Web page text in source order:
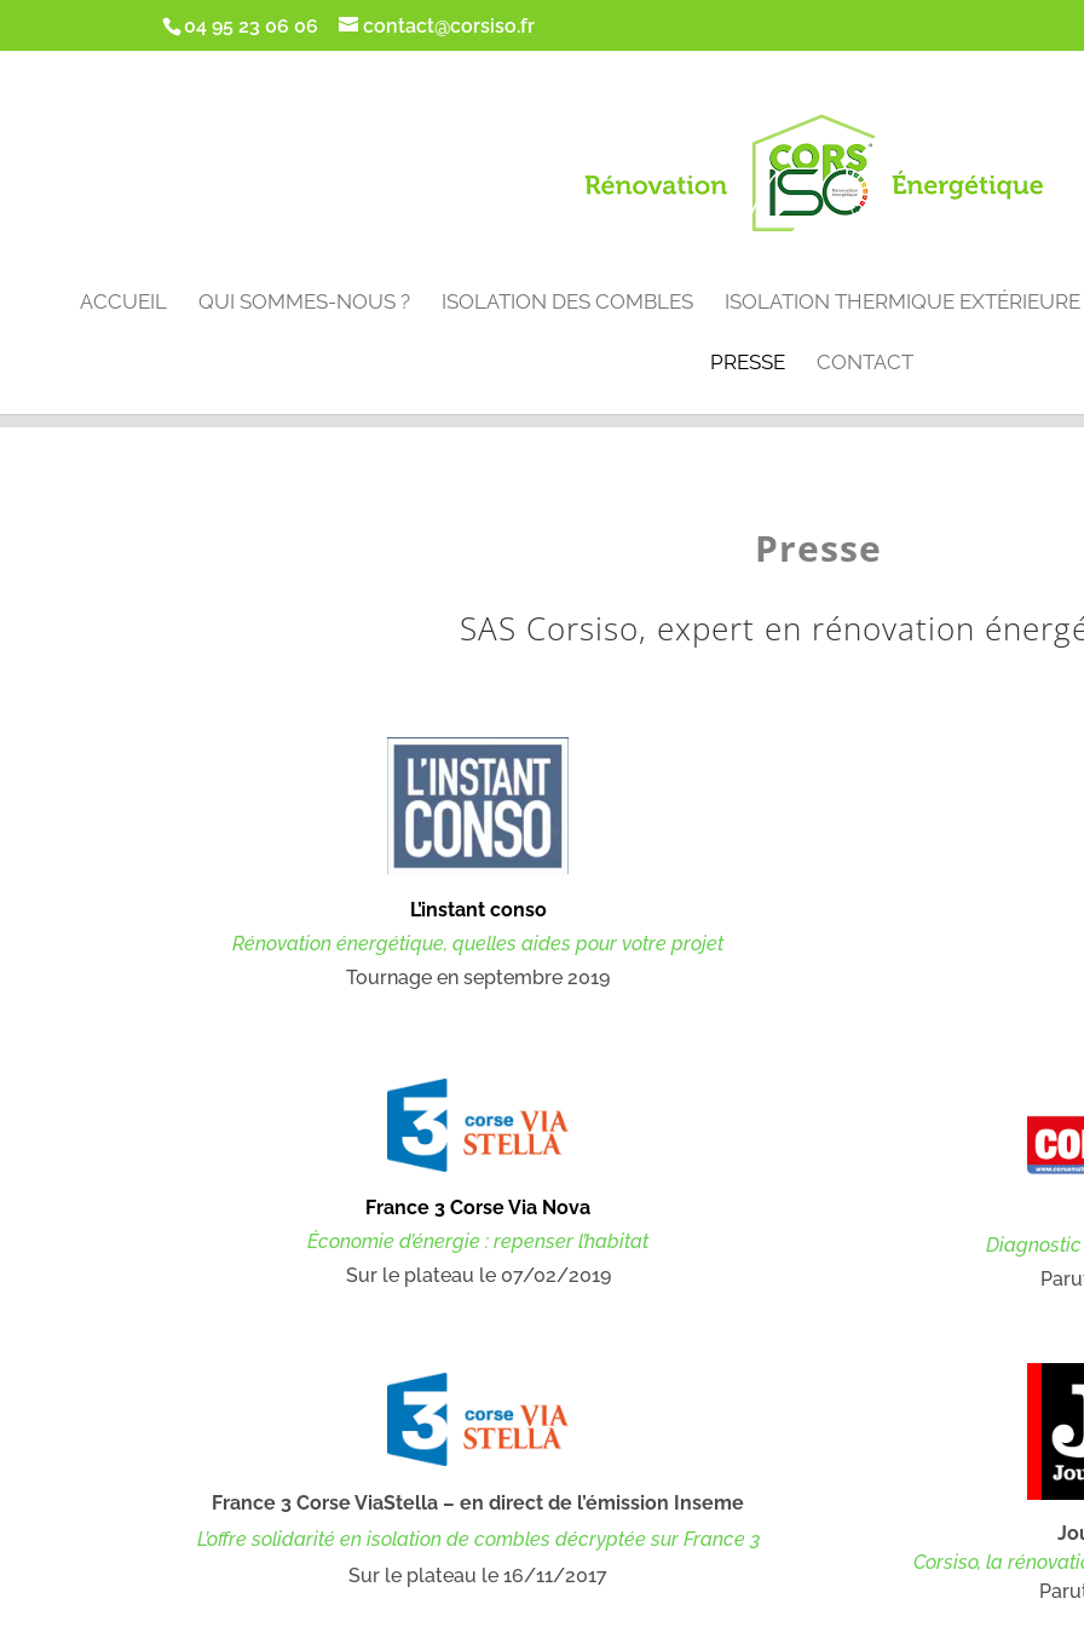
04 95 23 06 06
contact@corsiso.fr
ACCUEIL QUI SOMMES-NOUS ? ISOLATION DES COMBLES ISOLATION THERMIQUE EXTÉRIEURE
PRESSE CONTACT
Presse
SAS Corsiso, expert en rénovation
L’instant conso
Rénovation énergétique, quelles aides pour votre projet
Tournage en septembre 2019
France 3 Corse Via Nova
Économie d’énergie : repenser l’habitat
Sur le plateau le 07/02/2019
France 3 Corse ViaStella – en direct de l’émission Inseme
L’offre solidarité en isolation de combles décryptée sur France 3
Sur le plateau le 16/11/2017
Corsiso, la